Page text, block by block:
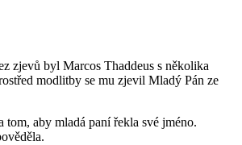
zjevů byl Marcos Thaddeus s několika
modlitby se mu zjevil Mladý Pán ze
tom, aby mladá paní řekla své jméno.